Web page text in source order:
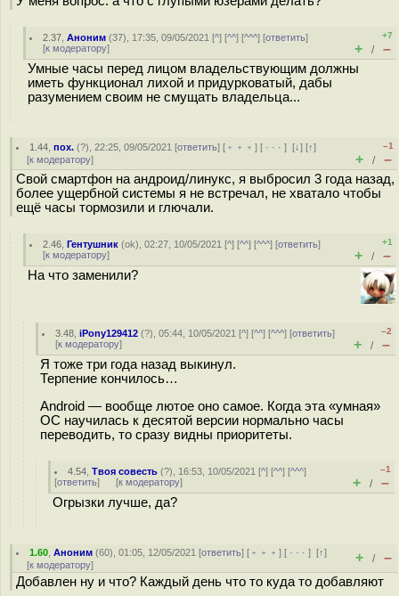
2.37 ,Аноним (37), 17:35, 09/05/2021 [^] [^^] [^^^] [ответить]
[к модератору]
+7
+ / –
Умные часы перед лицом владельствующим должны
иметь функционал лихой и придурковатый, дабы
разумением своим не смущать владельца...
1.44 ,пох. (?), 22:25, 09/05/2021 [ответить] [ ﹢﹢﹢] [ · · ·][↓] [↑]
[к модератору]
–1
+ / –
Свой смартфон на андроид/линукс, я выбросил 3 года назад,
более ущербной системы я не встречал, не хватало чтобы
ещё часы тормозили и глючали.
2.46 ,Гентушник (ok), 02:27, 10/05/2021 [^] [^^] [^^^] [ответить]
[к модератору]
+1
+ / –
На что заменили?
3.48 ,iPony129412 (?), 05:44, 10/05/2021 [^] [^^] [^^^] [ответить]
[к модератору]
–2
+ / –
Я тоже три года назад выкинул.
Терпение кончилось…
Android — вообще лютое оно самое. Когда эта «умная»
ОС научилась к десятой версии нормально часы
переводить, то сразу видны приоритеты.
4.54 ,Твоя совесть (?), 16:53, 10/05/2021 [^] [^^] [^^^]
[ответить] [к модератору]
–1
+ / –
Огрызки лучше, да?
1.60 ,Аноним (60), 01:05, 12/05/2021 [ответить] [ ﹢﹢﹢] [ · · ·][↑]
[к модератору] + / –
Добавлен ну и что? Каждый день что то куда то добавляют